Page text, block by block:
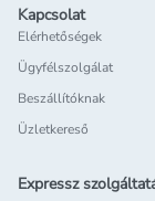
Kapcsolat
Elérhetőségek
Ügyfélszolgálat
Beszállítóknak
Üzletkereső
Expressz